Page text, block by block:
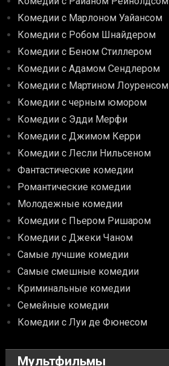
Комедии с Марлоном Уайансом
Комедии с Робом Шнайдером
Комедии с Беном Стиллером
Комедии с Адамом Сендлером
Комедии с Мартином Лоуренсом
Комедии с черным юмором
Комедии с Эдди Мерфи
Комедии с Джимом Керри
Комедии с Лесли Нильсеном
Фантастические комедии
Романтические комедии
Молодежные комедии
Комедии с Пьером Ришаром
Комедии с Джеки Чаном
Самые лучшие комедии
Самые смешные комедии
Криминальные комедии
Семейные комедии
Комедии с Луи де Фюнесом
Мультфильмы